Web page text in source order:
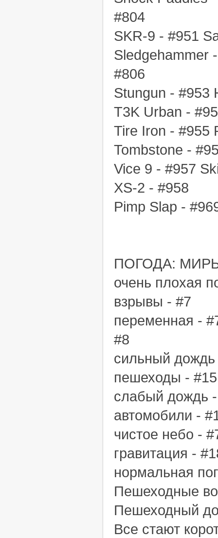
#804
SKR-9 - #951
Sledgehammer
#806
Stungun - #953
T3K Urban -
Tire Iron - #955
Tombstone -
Vice 9 - #957
XS-2 - #958
Pimp Slap -
ПОГОДА:
очень плохая
взрывы - #7
переменная -
#8
сильный
пешеходы - #15
слабый дождь
автомобили -
чистое небо -
гравитация -
нормальная
Пешеходные
Пешеходный
Все стают